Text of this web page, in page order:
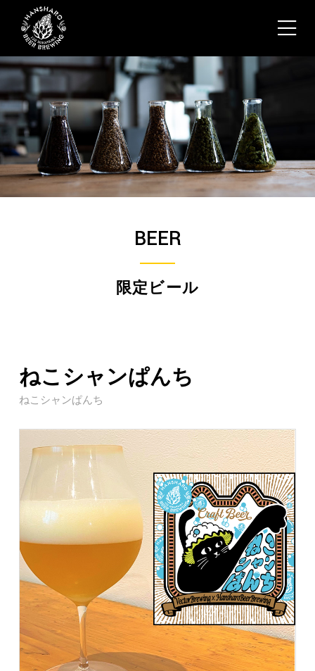
BEER
限定ビール
ねこシャンぱんち
ねこシャンぱんち